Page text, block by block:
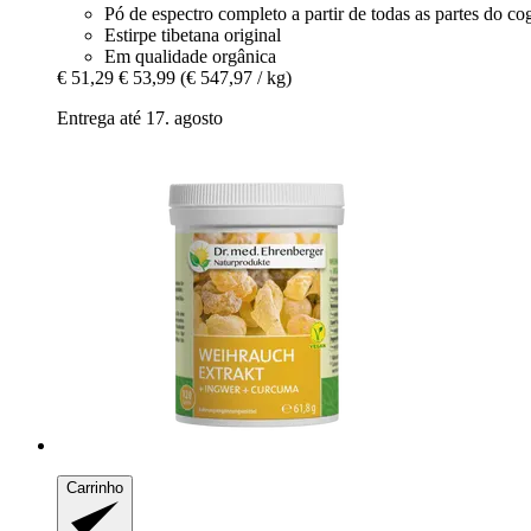
Pó de espectro completo a partir de todas as partes do
Estirpe tibetana original
Em qualidade orgânica
€ 51,29 € 53,99 (€ 547,97 / kg)
Entrega até 17. agosto
Carrinho